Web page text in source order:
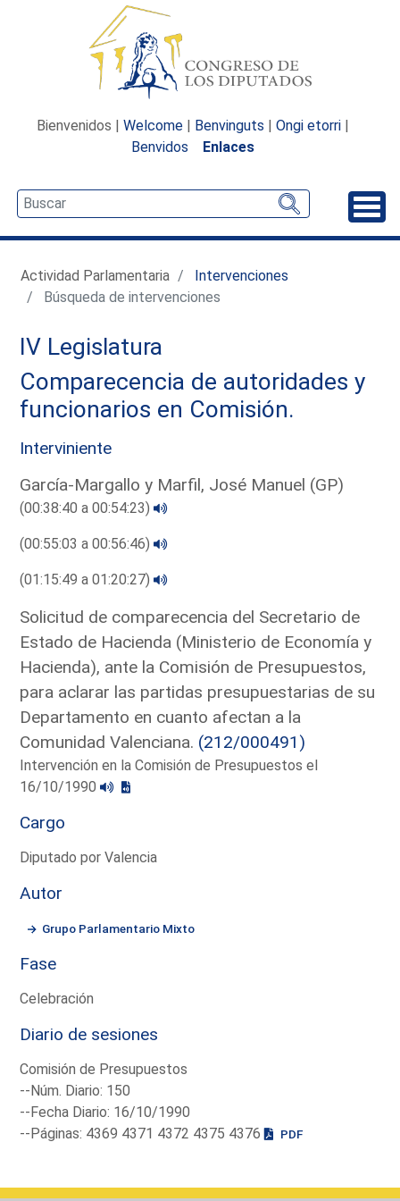
Bienvenidos | Welcome | Benvinguts | Ongi etorri |
Benvidos
Enlaces
Actividad Parlamentaria
Intervenciones
Búsqueda de intervenciones
IV Legislatura
Comparecencia de autoridades y
funcionarios en Comisión.
Interviniente
García-Margallo y Marfil, José Manuel (GP)
(00:38:40 a 00:54:23)
(00:55:03 a 00:56:46)
(01:15:49 a 01:20:27)
Solicitud de comparecencia del Secretario de
Estado de Hacienda (Ministerio de Economía y
Hacienda), ante la Comisión de Presupuestos,
para aclarar las partidas presupuestarias de su
Departamento en cuanto afectan a la
Comunidad Valenciana. (212/000491)
Intervención en la Comisión de Presupuestos el
16/10/1990
Cargo
Diputado por Valencia
Autor
Grupo Parlamentario Mixto
Fase
Celebración
Diario de sesiones
Comisión de Presupuestos
--Núm. Diario: 150
--Fecha Diario: 16/10/1990
--Páginas: 4369 4371 4372 4375 4376
PDF